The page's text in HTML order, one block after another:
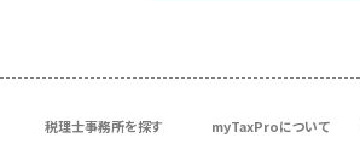
税理士事務所を探す myTaxProについて